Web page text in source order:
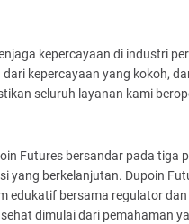
kepercayaan di industri
kepercayaan yang kokoh,
seluruh layanan kami
Futures bersandar pada tiga
yang berkelanjutan. Dupoin
edukatif bersama regulator
dimulai dari pemahaman